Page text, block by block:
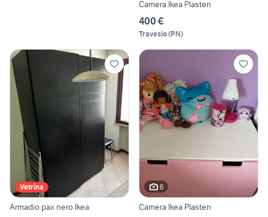
Camera Ikea Plasten
400 €
Travesio(PN)
Vetrina
Armadio pax nero Ikea
6
Camera Ikea Plasten